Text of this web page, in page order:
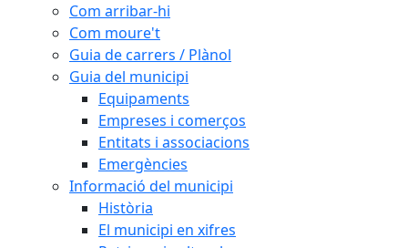
Com arribar-hi
Com moure't
Guia de carrers / Plànol
Guia del municipi
Equipaments
Empreses i comerços
Entitats i associacions
Emergències
Informació del municipi
Història
El municipi en xifres